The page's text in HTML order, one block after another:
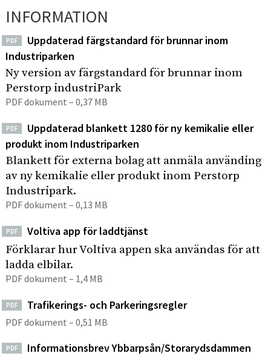
a
r
INFORMATION
PDF
Uppdaterad färgstandard för brunnar inom
Industriparken
Ny version av färgstandard för brunnar inom
Perstorp industriPark
PDF dokument – 0,37 MB
PDF
Uppdaterad blankett 1280 för ny kemikalie eller
produkt inom Industriparken
Blankett för externa bolag att anmäla använding
av ny kemikalie eller produkt inom Perstorp
Industripark.
PDF dokument – 0,13 MB
PDF
Voltiva app för laddtjänst
Förklarar hur Voltiva appen ska användas för att
ladda elbilar.
PDF dokument – 1,4 MB
PDF Trafikerings- och Parkeringsregler
PDF dokument – 0,51 MB
PDF
Informationsbrev Ybbarpsån/Storarydsdammen